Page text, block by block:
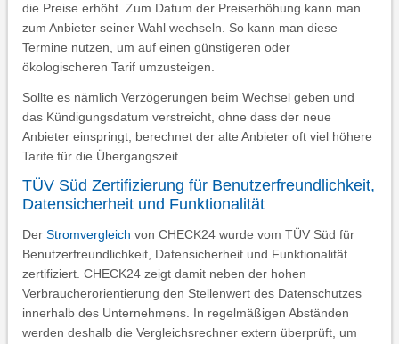
die Preise erhöht. Zum Datum der Preiserhöhung kann man
zum Anbieter seiner Wahl wechseln. So kann man diese
Termine nutzen, um auf einen günstigeren oder
ökologischeren Tarif umzusteigen.
Sollte es nämlich Verzögerungen beim Wechsel geben und
das Kündigungsdatum verstreicht, ohne dass der neue
Anbieter einspringt, berechnet der alte Anbieter oft viel höhere
Tarife für die Übergangszeit.
TÜV Süd Zertifizierung für Benutzerfreundlichkeit,
Datensicherheit und Funktionalität
Der Stromvergleich von CHECK24 wurde vom TÜV Süd für
Benutzerfreundlichkeit, Datensicherheit und Funktionalität
zertifiziert. CHECK24 zeigt damit neben der hohen
Verbraucherorientierung den Stellenwert des Datenschutzes
innerhalb des Unternehmens. In regelmäßigen Abständen
werden deshalb die Vergleichsrechner extern überprüft, um